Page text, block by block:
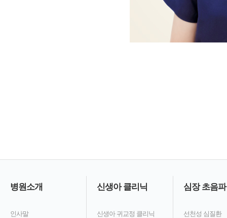
병원소개
인사말
신생아 클리닉
신생아 귀교정 클리닉
심장 초음파
선천성 심질환